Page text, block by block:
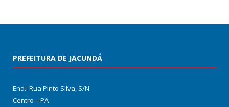
PREFEITURA DE JACUNDÁ
End.: Rua Pinto Silva, S/N
Centro – PA